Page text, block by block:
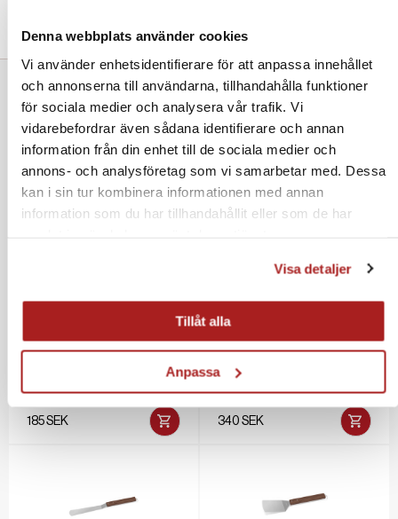
Denna webbplats använder cookies
Vi använder enhetsidentifierare för att anpassa innehållet
och annonserna till användarna, tillhandahålla funktioner
för sociala medier och analysera vår trafik. Vi
vidarebefordrar även sådana identifierare och annan
information från din enhet till de sociala medier och
annons- och analysföretag som vi samarbetar med. Dessa
kan i sin tur kombinera informationen med annan
information som du har tillhandahållit eller som de har
Visa detaljer
Tillåt alla
Anpassa
Komplettera gärna med
Stekspade lång Rostfritt/ask
185 SEK
Stekspade bred Rostfritt/ask
340 SEK